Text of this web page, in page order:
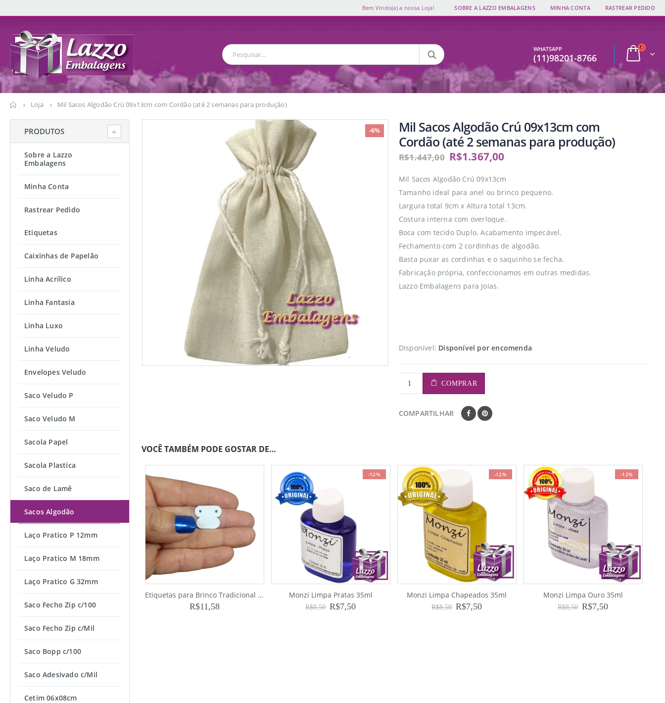
Bem Vindo(a) a nossa Loja! SOBRE A LAZZO EMBALAGENS MINHA CONTA RASTREAR PEDIDO
WHATSAPP
(11)98201-8766
Loja Mil Sacos Algodão Crú 09x13cm com Cordão (até 2 semanas para produção)
-6%
Mil Sacos Algodão Crú 09x13cm com
Cordão (até 2 semanas para produção)
R$1.447,00 R$1.367,00
Mil Sacos Algodão Crú 09x13cm
Tamanho ideal para anel ou brinco pequeno.
Largura total 9cm x Altura total 13cm.
Costura interna com overloque.
Boca com tecido Duplo. Acabamento impecável.
Fechamento com 2 cordinhas de algodão.
Basta puxar as cordinhas e o saquinho se fecha.
Fabricação própria, confeccionamos em outras medidas.
Lazzo Embalagens para Joias.
Disponível: Disponível por encomenda
COMPRAR
COMPARTILHAR
VOCÊ TAMBÉM PODE GOSTAR DE…
Etiquetas para Brinco Tradicional (1.000)
R$11,58
-12%
Monzi Limpa Pratas 35ml
R$8,50 R$7,50
-12%
Monzi Limpa Chapeados 35ml
R$8,50 R$7,50
-12%
Monzi Limpa Ouro 35ml
R$8,50 R$7,50
PRODUTOS
Sobre a Lazzo
Embalagens
Minha Conta
Rastrear Pedido
Etiquetas
Caixinhas de Papelão
Linha Acrílico
Linha Fantasia
Linha Luxo
Linha Veludo
Envelopes Veludo
Saco Veludo P
Saco Veludo M
Sacola Papel
Sacola Plastica
Saco de Lamê
Sacos Algodão
Laço Pratico P 12mm
Laço Pratico M 18mm
Laço Pratico G 32mm
Saco Fecho Zip c/100
Saco Fecho Zip c/Mil
Saco Bopp c/100
Saco Adesivado c/Mil
Cetim 06x08cm